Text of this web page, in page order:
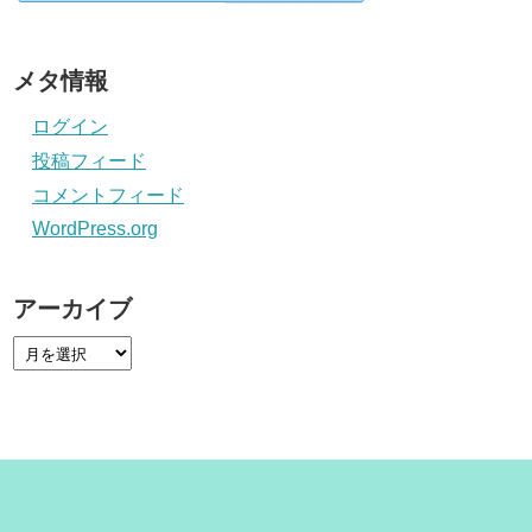
メタ情報
ログイン
投稿フィード
コメントフィード
WordPress.org
アーカイブ